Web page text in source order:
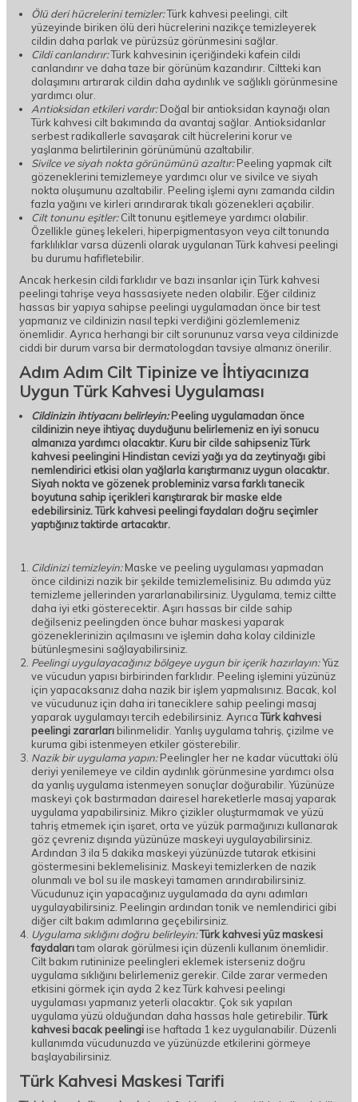
Ölü deri hücrelerini temizler:Türk kahvesi peelingi, cilt
yüzeyinde biriken ölü deri hücrelerini nazikçe temizleyerek
cildin daha parlak ve pürüzsüz görünmesini sağlar.
Cildi canlandırır:Türk kahvesinin içeriğindeki kafein cildi
canlandırır ve daha taze bir görünüm kazandırır. Ciltteki kan
dolaşımını artırarak cildin daha aydınlık ve sağlıklı görünmesine
yardımcı olur.
Antioksidan etkileri vardır:Doğal bir antioksidan kaynağı olan
Türk kahvesi cilt bakımında da avantaj sağlar. Antioksidanlar
serbest radikallerle savaşarak cilt hücrelerini korur ve
yaşlanma belirtilerinin görünümünü azaltabilir.
Sivilce ve siyah nokta görünümünü azaltır:Peeling yapmak cilt
gözeneklerini temizlemeye yardımcı olur ve sivilce ve siyah
nokta oluşumunu azaltabilir. Peeling işlemi aynı zamanda cildin
fazla yağını ve kirleri arındırarak tıkalı gözenekleri açabilir.
Cilt tonunu eşitler:Cilt tonunu eşitlemeye yardımcı olabilir.
Özellikle güneş lekeleri, hiperpigmentasyon veya cilt tonunda
farklılıklar varsa düzenli olarak uygulanan Türk kahvesi peelingi
bu durumu hafifletebilir.
Ancak herkesin cildi farklıdır ve bazı insanlar için Türk kahvesi
peelingi tahrişe veya hassasiyete neden olabilir. Eğer cildiniz
hassas bir yapıya sahipse peelingi uygulamadan önce bir test
yapmanız ve cildinizin nasıl tepki verdiğini gözlemlemeniz
önemlidir. Ayrıca herhangi bir cilt sorununuz varsa veya cildinizde
ciddi bir durum varsa bir dermatologdan tavsiye almanız önerilir.
Adım Adım Cilt Tipinize ve İhtiyacınıza
Uygun Türk Kahvesi Uygulaması
Cildinizin ihtiyacını belirleyin:Peeling uygulamadan önce
cildinizin neye ihtiyaç duyduğunu belirlemeniz en iyi sonucu
almanıza yardımcı olacaktır. Kuru bir cilde sahipseniz Türk
kahvesi peelingini Hindistan cevizi yağı ya da zeytinyağı gibi
nemlendirici etkisi olan yağlarla karıştırmanız uygun olacaktır.
Siyah nokta ve gözenek probleminiz varsa farklı tanecik
boyutuna sahip içerikleri karıştırarak bir maske elde
edebilirsiniz. Türk kahvesi peelingi faydaları doğru seçimler
yaptığınız taktirde artacaktır.
Cildinizi temizleyin:Maske ve peeling uygulaması yapmadan
önce cildinizi nazik bir şekilde temizlemelisiniz. Bu adımda yüz
temizleme jellerinden yararlanabilirsiniz. Uygulama, temiz ciltte
daha iyi etki gösterecektir. Aşırı hassas bir cilde sahip
değilseniz peelingden önce buhar maskesi yaparak
gözeneklerinizin açılmasını ve işlemin daha kolay cildinizle
bütünleşmesini sağlayabilirsiniz.
Peelingi uygulayacağınız bölgeye uygun bir içerik hazırlayın:Yüz
ve vücudun yapısı birbirinden farklıdır. Peeling işlemini yüzünüz
için yapacaksanız daha nazik bir işlem yapmalısınız. Bacak, kol
ve vücudunuz için daha iri taneciklere sahip peelingi masaj
yaparak uygulamayı tercih edebilirsiniz. AyrıcaTürk kahvesi
peelingi zararları bilinmelidir. Yanlış uygulama tahriş, çizilme ve
kuruma gibi istenmeyen etkiler gösterebilir.
Nazik bir uygulama yapın:Peelingler her ne kadar vücuttaki ölü
deriyi yenilemeye ve cildin aydınlık görünmesine yardımcı olsa
da yanlış uygulama istenmeyen sonuçlar doğurabilir. Yüzünüze
maskeyi çok bastırmadan dairesel hareketlerle masaj yaparak
uygulama yapabilirsiniz. Mikro çizikler oluşturmamak ve yüzü
tahriş etmemek için işaret, orta ve yüzük parmağınızı kullanarak
göz çevreniz dışında yüzünüze maskeyi uygulayabilirsiniz.
Ardından 3 ila 5 dakika maskeyi yüzünüzde tutarak etkisini
göstermesini beklemelisiniz. Maskeyi temizlerken de nazik
olunmalı ve bol su ile maskeyi tamamen arındırabilirsiniz.
Vücudunuz için yapacağınız uygulamada da aynı adımları
uygulayabilirsiniz. Peelingin ardından tonik ve nemlendirici gibi
diğer cilt bakım adımlarına geçebilirsiniz.
Uygulama sıklığını doğru belirleyin:Türk kahvesi yüz maskesi
faydalarıtam olarak görülmesi için düzenli kullanım önemlidir.
Cilt bakım rutininize peelingleri eklemek isterseniz doğru
uygulama sıklığını belirlemeniz gerekir. Cilde zarar vermeden
etkisini görmek için ayda 2 kez Türk kahvesi peelingi
uygulaması yapmanız yeterli olacaktır. Çok sık yapılan
uygulama yüzü olduğundan daha hassas hale getirebilir.Türk
kahvesi bacak peelingi ise haftada 1 kez uygulanabilir. Düzenli
kullanımda vücudunuzda ve yüzünüzde etkilerini görmeye
başlayabilirsiniz.
Türk Kahvesi Maskesi Tarifi